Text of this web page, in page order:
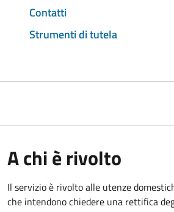
Contatti
Strumenti di tutela
A chi è rivolto
Il servizio è rivolto alle utenze
che intendono chiedere una rettifica